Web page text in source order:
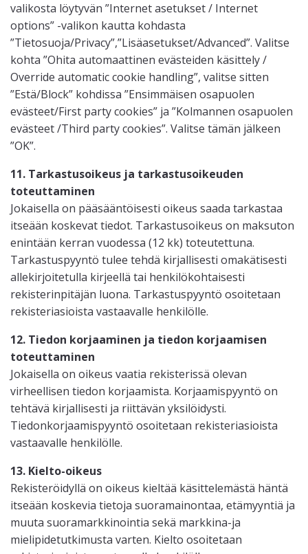
valikosta löytyvän ”Internet asetukset / Internet
options” -valikon kautta kohdasta
”Tietosuoja/Privacy”,”Lisäasetukset/Advanced”. Valitse
kohta ”Ohita automaattinen evästeiden käsittely /
Override automatic cookie handling”, valitse sitten
”Estä/Block” kohdissa ”Ensimmäisen osapuolen
evästeet/First party cookies” ja ”Kolmannen osapuolen
evästeet /Third party cookies”. Valitse tämän jälkeen
”OK”.
11. Tarkastusoikeus ja tarkastusoikeuden
toteuttaminen
Jokaisella on pääsääntöisesti oikeus saada tarkastaa
itseään koskevat tiedot. Tarkastusoikeus on maksuton
enintään kerran vuodessa (12 kk) toteutettuna.
Tarkastuspyyntö tulee tehdä kirjallisesti omakätisesti
allekirjoitetulla kirjeellä tai henkilökohtaisesti
rekisterinpitäjän luona. Tarkastuspyyntö osoitetaan
rekisteriasioista vastaavalle henkilölle.
12. Tiedon korjaaminen ja tiedon korjaamisen
toteuttaminen
Jokaisella on oikeus vaatia rekisterissä olevan
virheellisen tiedon korjaamista. Korjaamispyyntö on
tehtävä kirjallisesti ja riittävän yksilöidysti.
Tiedonkorjaamispyyntö osoitetaan rekisteriasioista
vastaavalle henkilölle.
13. Kielto-oikeus
Rekisteröidyllä on oikeus kieltää käsittelemästä häntä
itseään koskevia tietoja suoramainontaa, etämyyntiä ja
muuta suoramarkkinointia sekä markkina-ja
mielipidetutkimusta varten. Kielto osoitetaan